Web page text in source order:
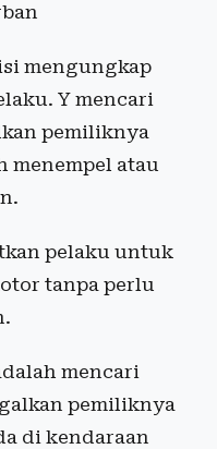
mengungkap
Y mencari
pemiliknya
menempel atau
pelaku untuk
tanpa perlu
mencari
pemiliknya
di kendaraan